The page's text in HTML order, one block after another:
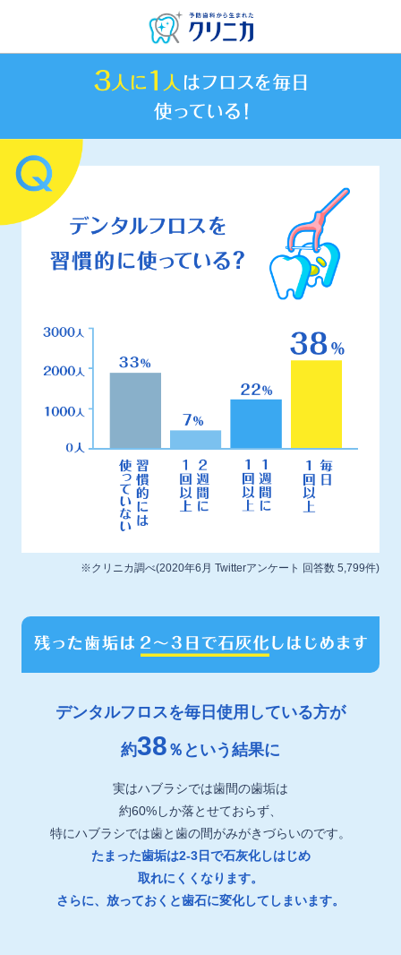
※クリニカ調べ(2020年6月 Twitterアンケート 回答数 5,799件)
デンタルフロスを毎日使用している方が
約38 ％という結果に
実はハブラシでは歯間の歯垢は
約60%しか落とせておらず、
特にハブラシでは歯と歯の間がみがきづらいのです。
たまった歯垢は2-3日で石灰化しはじめ
取れにくくなります。
さらに、放っておくと歯石に変化してしまいます。